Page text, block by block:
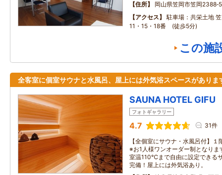
住所
岡山県笠岡市笠岡
アクセス
駐車場：共栄土地
11・15・18番 (徒歩5分)
この施
全客室に個室サウナと水風呂、屋上には外気浴スペースがありま
SAUNA HOTEL GIFU
フォトギャラリー
4.7 31件
【全個室にサウナ・水風呂付】
※お1人様ワンオーダー制となり
室温110℃まで自由に設定できる
完備！屋上には外気浴あり。